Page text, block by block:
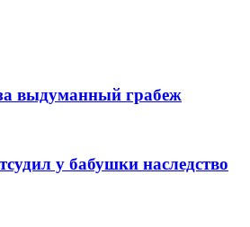
выдуманный грабеж
у бабушки наследство